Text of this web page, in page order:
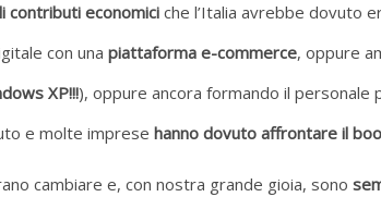
contributi economici che l’Italia avrebbe dovuto
con una piattaforma e-commerce, oppure
XP!!!), oppure ancora formando il personale
e molte imprese hanno dovuto affrontare il
cambiare e, con nostra grande gioia, sono